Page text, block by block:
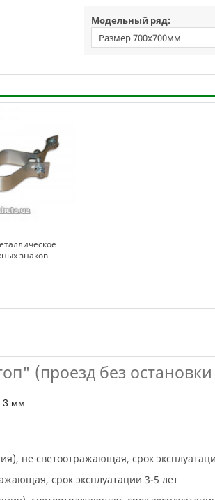
Модельный ряд:
Размер 700х700мм
знаков
(проезд без
мм
не светоотражающая, срок
срок эксплуатации 3-5 лет